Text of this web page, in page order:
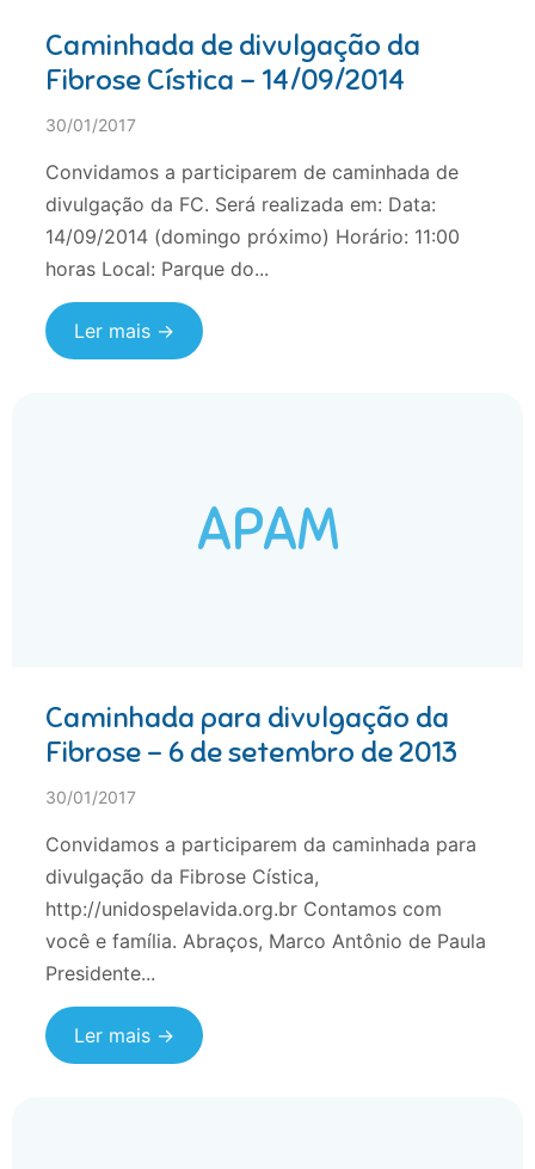
Caminhada de divulgação da
Fibrose Cística – 14/09/2014
30/01/2017
Convidamos a participarem de caminhada de
divulgação da FC. Será realizada em: Data:
14/09/2014 (domingo próximo) Horário: 11:00
horas Local: Parque do...
Ler mais →
APAM
Caminhada para divulgação da
Fibrose – 6 de setembro de 2013
30/01/2017
Convidamos a participarem da caminhada para
divulgação da Fibrose Cística,
http://unidospelavida.org.br Contamos com
você e família. Abraços, Marco Antônio de Paula
Presidente...
Ler mais →